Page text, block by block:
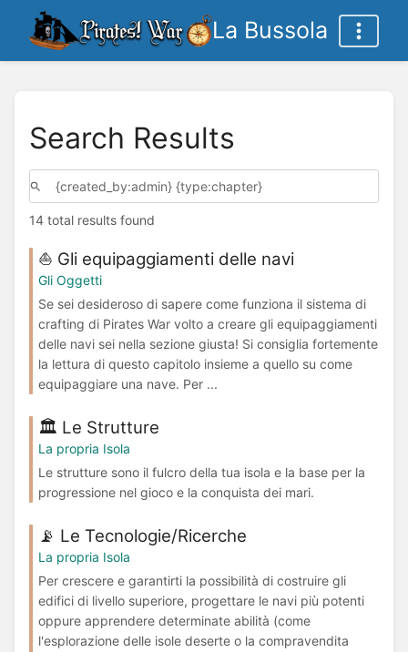
La Bussola
Search Results
14 total results found
⛵️ Gli equipaggiamenti delle navi
Gli Oggetti
Se sei desideroso di sapere come funziona il sistema di
crafting di Pirates War volto a creare gli equipaggiamenti
delle navi sei nella sezione giusta! Si consiglia fortemente
la lettura di questo capitolo insieme a quello su come
equipaggiare una nave. Per ...
🏛️ Le Strutture
La propria Isola
Le strutture sono il fulcro della tua isola e la base per la
progressione nel gioco e la conquista dei mari.
📡 Le Tecnologie/Ricerche
La propria Isola
Per crescere e garantirti la possibilità di costruire gli
edifici di livello superiore, progettare le navi più potenti
oppure apprendere determinate abilità (come
l'esplorazione delle isole deserte o la compravendita